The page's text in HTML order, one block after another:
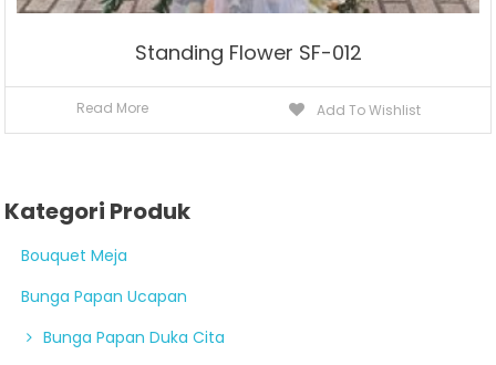
Standing Flower SF-012
Read More Add To Wishlist
Kategori Produk
Bouquet Meja
Bunga Papan Ucapan
Bunga Papan Duka Cita